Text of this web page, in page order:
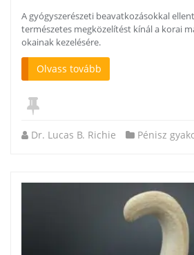
A gyógyszerészeti beavatkozásokkal
természetes megközelítést kínál a korai
okainak kezelésére.
Olvass tovább
Dr. Lucas B. Richie Pénisz